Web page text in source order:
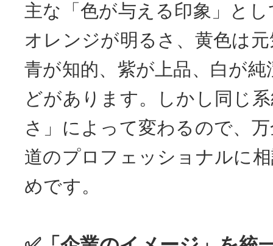
主な「色が与える印象」と
オレンジが明るさ、黄色は
青が知的、紫が上品、白が
どがあります。しかし同じ
さ」によって変わるので、
道のプロフェッショナルに
めです。